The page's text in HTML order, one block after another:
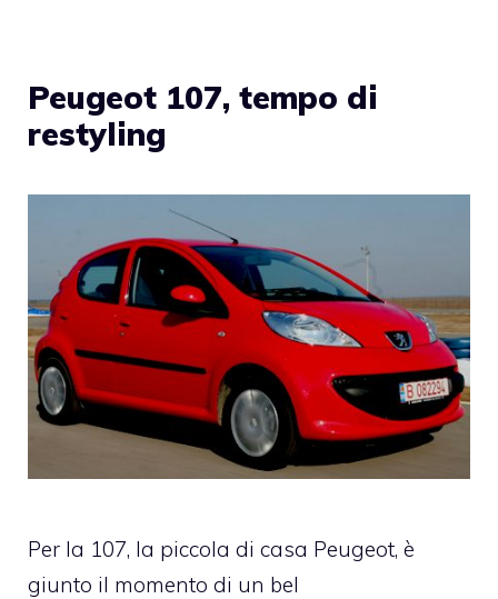
Peugeot 107, tempo di
restyling
Per la 107, la piccola di casa Peugeot, è
giunto il momento di un bel